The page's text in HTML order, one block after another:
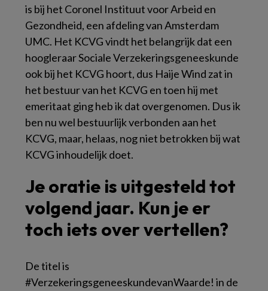
is bij het Coronel Instituut voor Arbeid en
Gezondheid, een afdeling van Amsterdam
UMC. Het KCVG vindt het belangrijk dat een
hoogleraar Sociale Verzekeringsgeneeskunde
ook bij het KCVG hoort, dus Haije Wind zat in
het bestuur van het KCVG en toen hij met
emeritaat ging heb ik dat overgenomen. Dus ik
ben nu wel bestuurlijk verbonden aan het
KCVG, maar, helaas, nog niet betrokken bij wat
KCVG inhoudelijk doet.
Je oratie is uitgesteld tot
volgend jaar. Kun je er
toch iets over vertellen?
De titel is
#VerzekeringsgeneeskundevanWaarde! in de